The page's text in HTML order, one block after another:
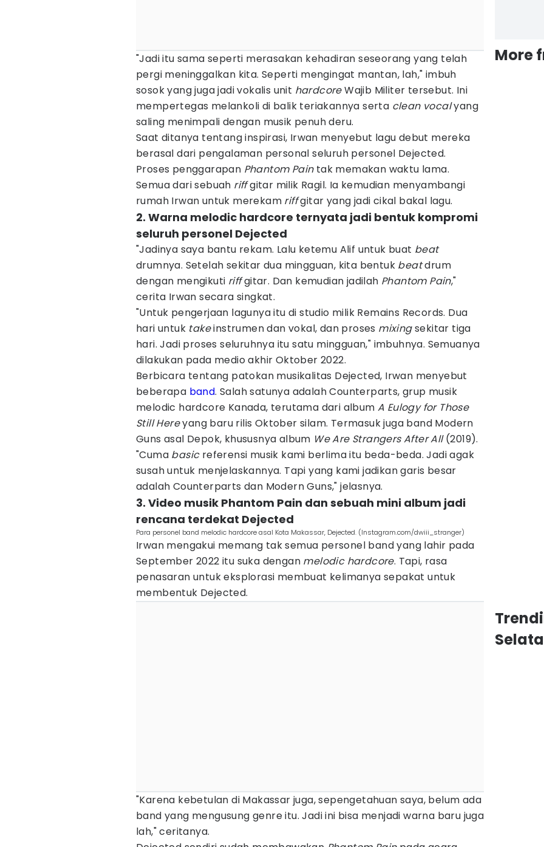
"Jadi itu sama seperti merasakan kehadiran seseorang yang telah
pergi meninggalkan kita. Seperti mengingat mantan, lah," imbuh
sosok yang juga jadi vokalis unit hardcoreWajib Militer tersebut. Ini
mempertegas melankoli di balik teriakannya serta clean vocalyang
saling menimpali dengan musik penuh deru.
Saat ditanya tentang inspirasi, Irwan menyebut lagu debut mereka
berasal dari pengalaman personal seluruh personel Dejected.
Proses penggarapan Phantom Paintak memakan waktu lama.
Semua dari sebuah riffgitar milik Ragil. Ia kemudian menyambangi
rumah Irwan untuk merekam riffgitar yang jadi cikal bakal lagu.
2. Warna melodic hardcore ternyata jadi bentuk kompromi
seluruh personel Dejected
"Jadinya saya bantu rekam. Lalu ketemu Alif untuk buat beat
drumnya. Setelah sekitar dua mingguan, kita bentuk beatdrum
dengan mengikuti riffgitar. Dan kemudian jadilah Phantom Pain,"
cerita Irwan secara singkat.
"Untuk pengerjaan lagunya itu di studio milik Remains Records. Dua
hari untuk takeinstrumen dan vokal, dan proses mixingsekitar tiga
hari. Jadi proses seluruhnya itu satu mingguan," imbuhnya. Semuanya
dilakukan pada medio akhir Oktober 2022.
Berbicara tentang patokan musikalitas Dejected, Irwan menyebut
beberapa band. Salah satunya adalah Counterparts, grup musik
melodic hardcore Kanada, terutama dari album A Eulogy for Those
Still Hereyang baru rilis Oktober silam. Termasuk juga band Modern
Guns asal Depok, khususnya album We Are Strangers After All(2019).
"Cuma basicreferensi musik kami berlima itu beda-beda. Jadi agak
susah untuk menjelaskannya. Tapi yang kami jadikan garis besar
adalah Counterparts dan Modern Guns," jelasnya.
3. Video musik Phantom Pain dan sebuah mini album jadi
rencana terdekat Dejected
Para personel band melodic hardcore asal Kota Makassar, Dejected. (Instagram.com/dwiii_stranger)
Irwan mengakui memang tak semua personel band yang lahir pada
September 2022 itu suka dengan melodic hardcore. Tapi, rasa
penasaran untuk eksplorasi membuat kelimanya sepakat untuk
membentuk Dejected.
"Karena kebetulan di Makassar juga, sepengetahuan saya, belum ada
band yang mengusung genre itu. Jadi ini bisa menjadi warna baru juga
lah," ceritanya.
More